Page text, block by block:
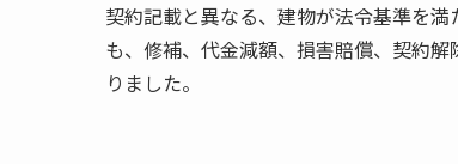
契約記載と異なる、建物が法令基準を
も、修補、代金減額、損害賠償、契約
りました。